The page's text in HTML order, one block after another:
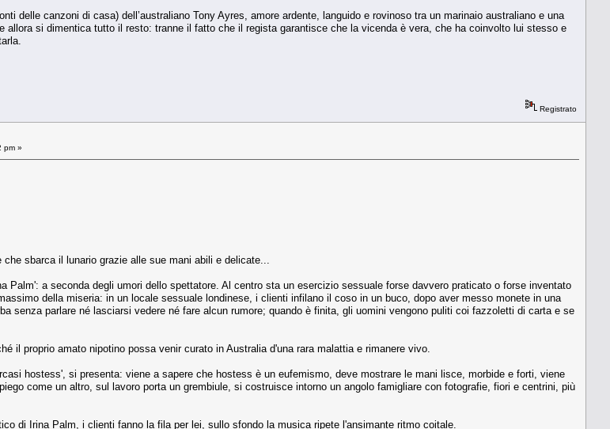
delle canzoni di casa) dell’australiano Tony Ayres, amore ardente, languido e rovinoso tra un marinaio australiano e una
allora si dimentica tutto il resto: tranne il fatto che il regista garantisce che la vicenda è vera, che ha coinvolto lui stesso e
Registrato
pm »
sbarca il lunario grazie alle sue mani abili e delicate...
Palm': a seconda degli umori dello spettatore. Al centro sta un esercizio sessuale forse davvero praticato o forse inventato
della miseria: in un locale sessuale londinese, i clienti infilano il coso in un buco, dopo aver messo monete in una
senza parlare né lasciarsi vedere né fare alcun rumore; quando è finita, gli uomini vengono puliti coi fazzoletti di carta e se
il proprio amato nipotino possa venir curato in Australia d'una rara malattia e rimanere vivo.
hostess', si presenta: viene a sapere che hostess è un eufemismo, deve mostrare le mani lisce, morbide e forti, viene
come un altro, sul lavoro porta un grembiule, si costruisce intorno un angolo famigliare con fotografie, fiori e centrini, più
di Irina Palm, i clienti fanno la fila per lei, sullo sfondo la musica ripete l'ansimante ritmo coitale.